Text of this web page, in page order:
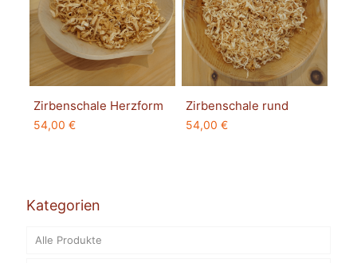
Zirbenschale Herzform
54,00 €
Zirbenschale rund
54,00 €
Kategorien
Alle Produkte